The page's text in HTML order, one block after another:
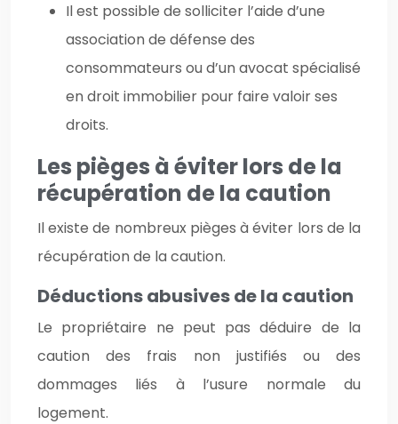
Il est possible de solliciter l’aide d’une
association de défense des
consommateurs ou d’un avocat spécialisé
en droit immobilier pour faire valoir ses
droits.
Les pièges à éviter lors de la
récupération de la caution
Il existe de nombreux pièges à éviter lors de la
récupération de la caution.
Déductions abusives de la caution
Le propriétaire ne peut pas déduire de la
caution des frais non justifiés ou des
dommages liés à l’usure normale du
logement.